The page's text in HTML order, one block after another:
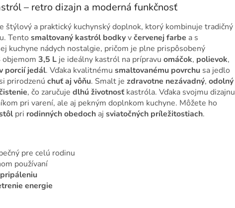
– retro dizajn a moderná funkčnosť
štýlový a praktický kuchynský doplnok, ktorý kombinuje tradičný
Tento smaltovaný kastról bodkyvčervenej farbe a s
kuchyne nádych nostalgie, pričom je plne prispôsobený
objemom 3,5 L je ideálny kastról na prípravu omáčok, polievok,
porcií jedál. Vďaka kvalitnému smaltovanému povrchu sa jedlo
prirodzenú chuť aj vôňu. Smalt je zdravotne nezávadný, odolný
, čo zaručuje dlhú životnosť kastróla. Vďaka svojmu dizajnu
pri varení, ale aj pekným doplnkom kuchyne. Môžete ho
pri rodinných obedoch aj sviatočných príležitostiach.
pre celú rodinu
používaní
pripáleniu
energie